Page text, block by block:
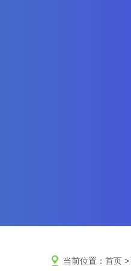
当前位置：首页 >